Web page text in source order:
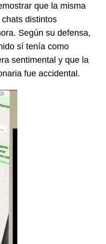
que la misma
distintos
Según su defensa,
sí tenía como
sentimental y que la
fue accidental.